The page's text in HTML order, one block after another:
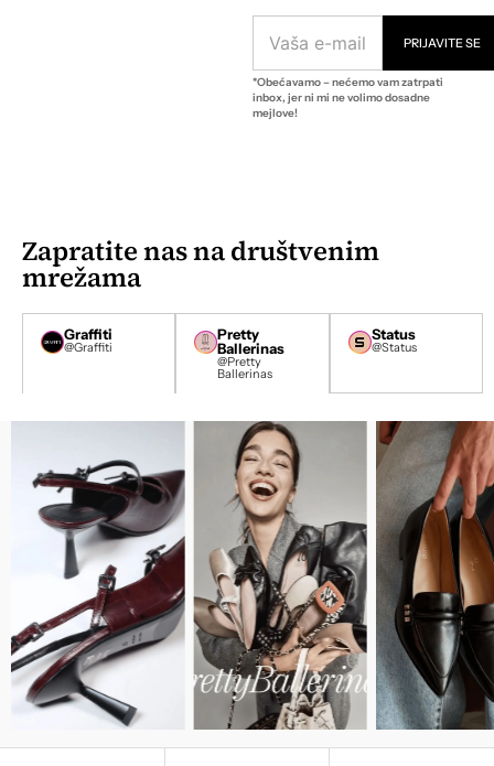
M
A
I
A
PRIJAVITE SE
*Obećavamo – nećemo vam zatrpati
inbox, jer ni mi ne volimo dosadne
mejlove!
Zapratite nas na društvenim
mrežama
Graffiti
@Graffiti
Pretty
Ballerinas
@Pretty
Ballerinas
Status
@Status